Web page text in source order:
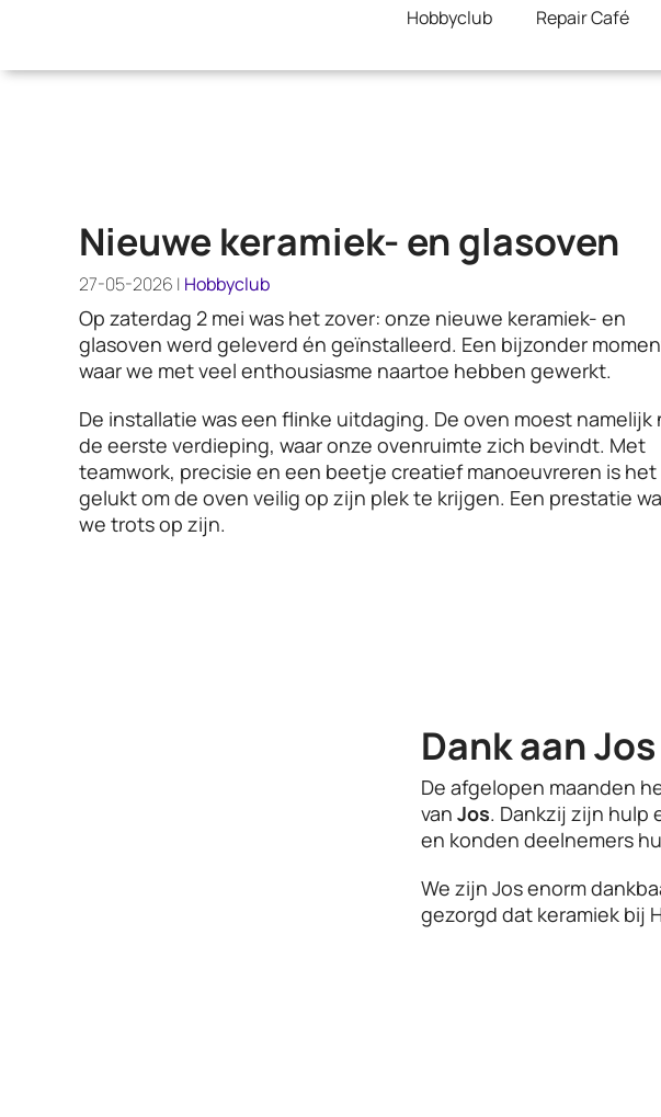
content
Hobbyclub Repair Café
Nieuwe keramiek- en glasoven
27-05-2026 | Hobbyclub
Op zaterdag 2 mei was het zover: onze nieuwe keramiek- en
glasoven werd geleverd én geïnstalleerd. Een bijzonder
waar we met veel enthousiasme naartoe hebben gewerkt.
De installatie was een flinke uitdaging. De oven moest namelijk
de eerste verdieping, waar onze ovenruimte zich bevindt. Met
teamwork, precisie en een beetje creatief manoeuvreren is het
gelukt om de oven veilig op zijn plek te krijgen. Een prestatie
we trots op zijn.
Dank aan
De afgelopen maanden
van Jos. Dankzij zijn hulp
en konden deelnemers
We zijn Jos enorm
gezorgd dat keramiek bij